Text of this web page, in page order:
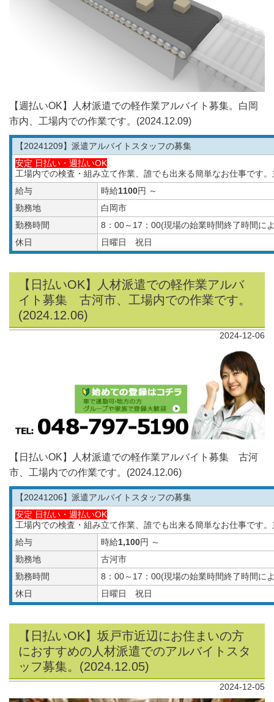
【週払いOK】人材派遣での軽作業アルバイト募集。白岡
市内、工場内での作業です。(2024.12.09)
【20241209】派遣アルバイトスタッフの募集
安定 日払い・週払いOK
工場内での検査・組み立て作業、誰でも出来る簡単なお仕事です
給与
時給1100円 ～
勤務地
白岡市
勤務時間
8：00～17：00(現場の始業時間終了時間に
休日
日曜日 祝日
【日払いOK】人材派遣での軽作業アルバ
イト募集 古河市、工場内での作業です。
(2024.12.06)
2024-12-06
【日払いOK】人材派遣での軽作業アルバイト募集 古河
市、工場内での作業です。(2024.12.06)
【20241206】派遣アルバイトスタッフの募集
安定 日払い・週払いOK
工場内での検査・組み立て作業、誰でも出来る簡単なお仕事です
給与
時給1,100円 ～
勤務地
古河市
勤務時間
8：00～17：00(現場の始業時間終了時間に
休日
日曜日 祝日
【日払いOK】坂戸市近辺にお住まいの方
におすすめの人材派遣でのアルバイトスタ
ッフ募集。(2024.12.05)
2024-12-05